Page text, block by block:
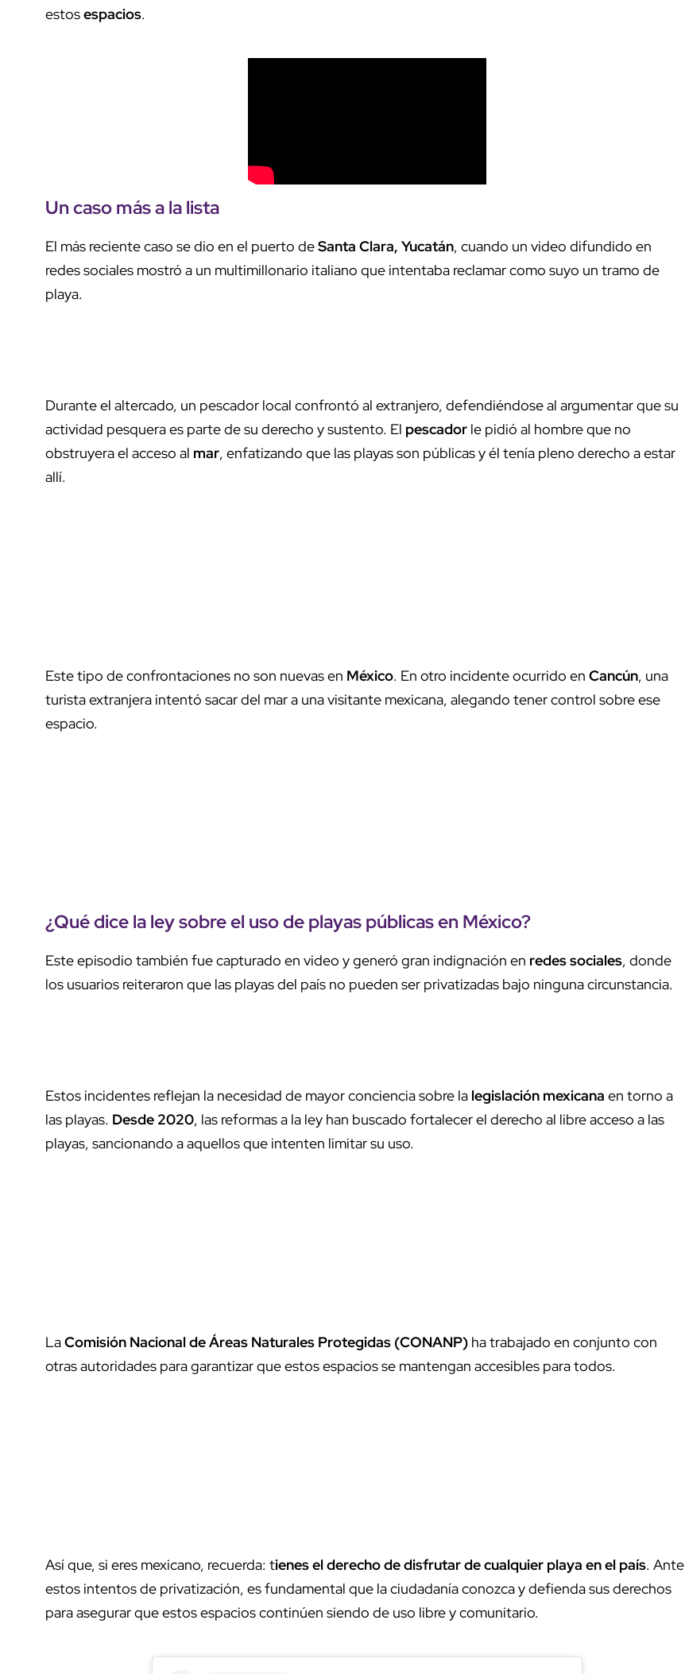
estosespacios.
Un caso más a la lista
El más reciente caso se dio en el puerto deSanta Clara, Yucatán, cuando un video difundido en
redes sociales mostró a un multimillonario italiano que intentaba reclamar como suyo un tramo de
playa.
Durante el altercado, un pescador local confrontó al extranjero, defendiéndose al argumentar que su
actividad pesquera es parte de su derecho y sustento. El pescador le pidió al hombre que no
obstruyera el acceso al mar, enfatizando que las playas son públicas y él tenía pleno derecho a estar
allí.
Este tipo de confrontaciones no son nuevas en México. En otro incidente ocurrido en Cancún, una
turista extranjera intentó sacar del mar a una visitante mexicana, alegando tener control sobre ese
espacio.
¿Qué dice la ley sobre el uso de playas públicas en México?
Este episodio también fue capturado en video y generó gran indignación en redessociales, donde
los usuarios reiteraron que las playas del país no pueden ser privatizadas bajo ninguna circunstancia.
Estos incidentes reflejan la necesidad de mayor conciencia sobre la legislación mexicana en torno a
las playas. Desde 2020, las reformas a la ley han buscado fortalecer el derecho al libre acceso a las
playas, sancionando a aquellos que intenten limitar su uso.
LaComisión Nacional de Áreas Naturales Protegidas (CONANP) ha trabajado en conjunto con
otras autoridades para garantizar que estos espacios se mantengan accesibles para todos.
Así que, si eres mexicano, recuerda: tienes el derecho de disfrutar de cualquier playa en el país. Ante
estos intentos de privatización, es fundamental que la ciudadanía conozca y defienda sus derechos
para asegurar que estos espacios continúen siendo de uso libre y comunitario.